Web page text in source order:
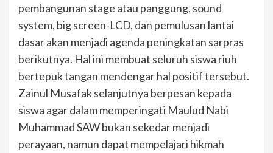
pembangunan stage atau panggung, sound
system, big screen-LCD, dan pemulusan lantai
dasar akan menjadi agenda peningkatan sarpras
berikutnya. Hal ini membuat seluruh siswa riuh
bertepuk tangan mendengar hal positif tersebut.
Zainul Musafak selanjutnya berpesan kepada
siswa agar dalam memperingati Maulud Nabi
Muhammad SAW bukan sekedar menjadi
perayaan, namun dapat mempelajari hikmah